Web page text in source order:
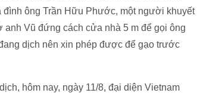
ông Trần Hữu Phước, một người khuyết
Vũ đứng cách cửa nhà 5 m để gọi ông
dịch nên xin phép được để gạo trước
hôm nay, ngày 11/8, đại diện Vietnam